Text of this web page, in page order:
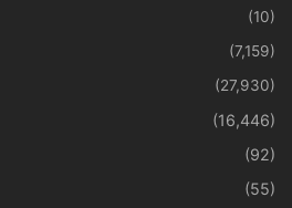
(10)
(7,159)
(27,930)
(16,446)
(92)
(55)